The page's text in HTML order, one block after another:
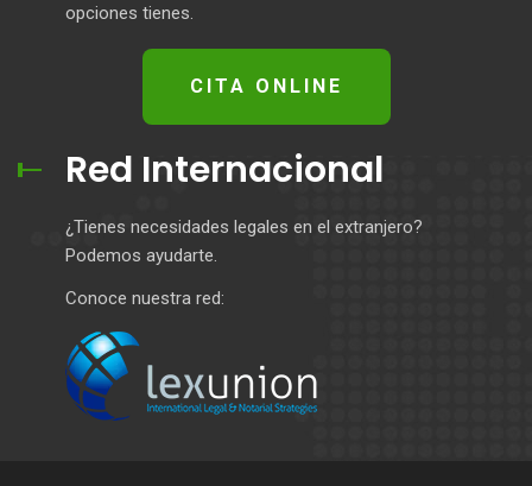
opciones tienes.
CITA ONLINE
Red Internacional
¿Tienes necesidades legales en el extranjero?
Podemos ayudarte.
Conoce nuestra red: